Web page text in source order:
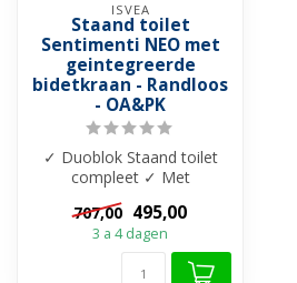
ISVEA
Staand toilet
Sentimenti NEO met
geintegreerde
bidetkraan - Randloos
- OA&PK
✓ Duoblok Staand toilet
compleet ✓ Met
geintegreerde bidetkraan
(Koud) ✓ Randloo...
707,00 495,00
3 a 4 dagen